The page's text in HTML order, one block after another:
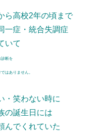
ら高校2年の頃まで
一症・統合失調症
いて
断を
はありません。
・笑わない時に
の誕生日には
んでくれていた